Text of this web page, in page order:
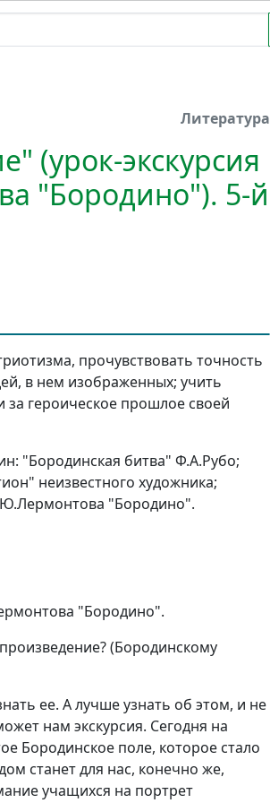
Литература
(урок-экскурсия
"Бородино"). 5-й
прочувствовать точность
в нем изображенных; учить
за героическое прошлое своей
"Бородинская битва" Ф.А.Рубо;
неизвестного художника;
"Бородино".
"Бородино".
(Бородинскому
ее. А лучше узнать об этом, и не
нам экскурсия. Сегодня на
Бородинское поле, которое стало
станет для нас, конечно же,
учащихся на портрет